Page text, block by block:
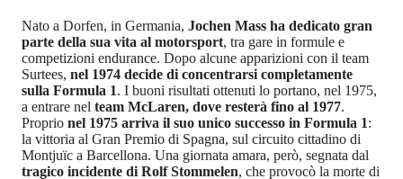
Nato a Dorfen, in Germania, Jochen Mass ha dedicato gran
parte della sua vita al motorsport, tra gare in formule e
competizioni endurance. Dopo alcune apparizioni con il team
Surtees, nel 1974 decide di concentrarsi completamente
sulla Formula 1. I buoni risultati ottenuti lo portano, nel 1975,
a entrare nel team McLaren, dove resterà fino al 1977.
Proprio nel 1975 arriva il suo unico successo in Formula 1:
la vittoria al Gran Premio di Spagna, sul circuito cittadino di
Montjuïc a Barcellona. Una giornata amara, però, segnata dal
tragico incidente di Rolf Stommelen, che provocò la morte di